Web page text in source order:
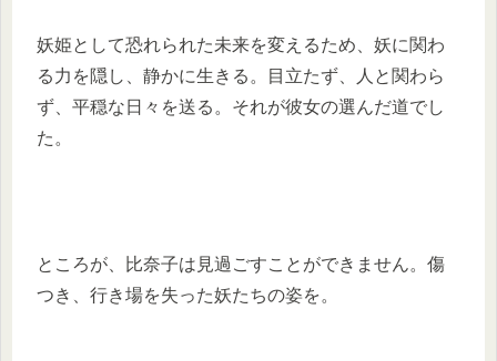
妖姫として恐れられた未来を変えるため、妖に関わ
る力を隠し、静かに生きる。目立たず、人と関わら
ず、平穏な日々を送る。それが彼女の選んだ道でし
た。
ところが、比奈子は見過ごすことができません。傷
つき、行き場を失った妖たちの姿を。